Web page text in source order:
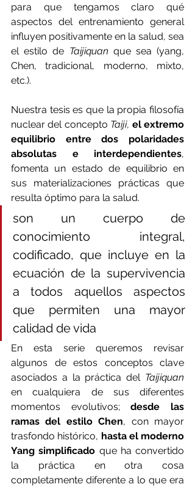
para que tengamos claro qué
aspectos del entrenamiento general
influyen positivamente en la salud, sea
el estilo de Taijiquan que sea (yang,
Chen, tradicional, moderno, mixto,
etc.).
Nuestra tesis es que la propia filosofía
nuclear del concepto Taiji, el extremo
equilibrio entre dos polaridades
absolutas e interdependientes,
fomenta un estado de equilibrio en
sus materializaciones prácticas que
resulta óptimo para la salud.
son un cuerpo de
conocimiento integral,
codificado, que incluye en la
ecuación de la supervivencia
a todos aquellos aspectos
que permiten una mayor
calidad de vida
En esta serie queremos revisar
algunos de estos conceptos clave
asociados a la práctica del
en cualquiera de sus diferentes
momentos evolutivos; desde las
ramas del estilo Chen, con mayor
trasfondo histórico, hasta el moderno
Yang simplificado que ha convertido
la práctica en otra cosa
completamente diferente a lo que era